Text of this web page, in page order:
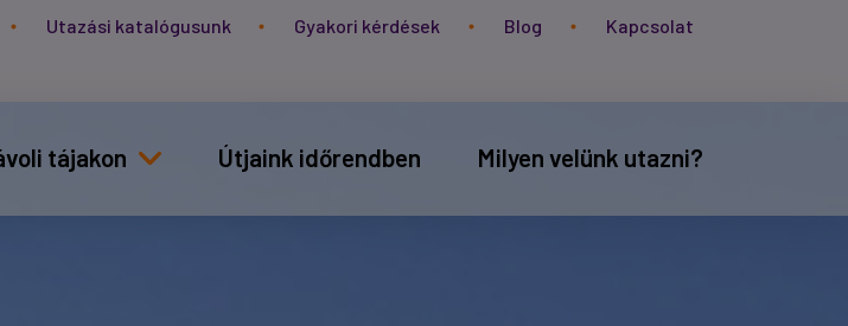
Utazási katalógusunk Gyakori kérdések Blog Kapcsolat
tájakon Útjaink időrendben Milyen velünk utazni?